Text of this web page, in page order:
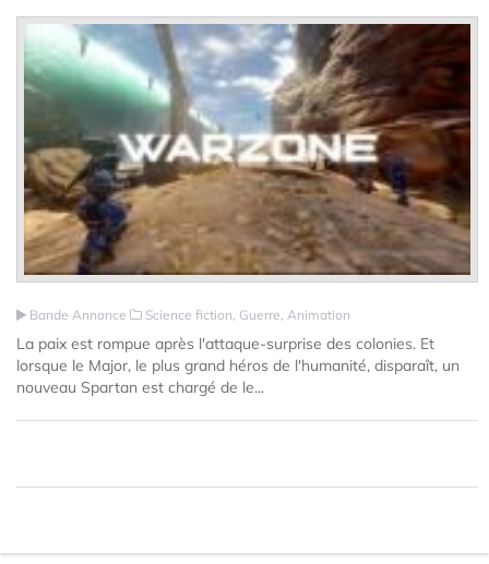
Bande Annonce Science fiction, Guerre, Animation
La paix est rompue après l'attaque-surprise des colonies. Et
lorsque le Major, le plus grand héros de l'humanité, disparaît, un
nouveau Spartan est chargé de le...